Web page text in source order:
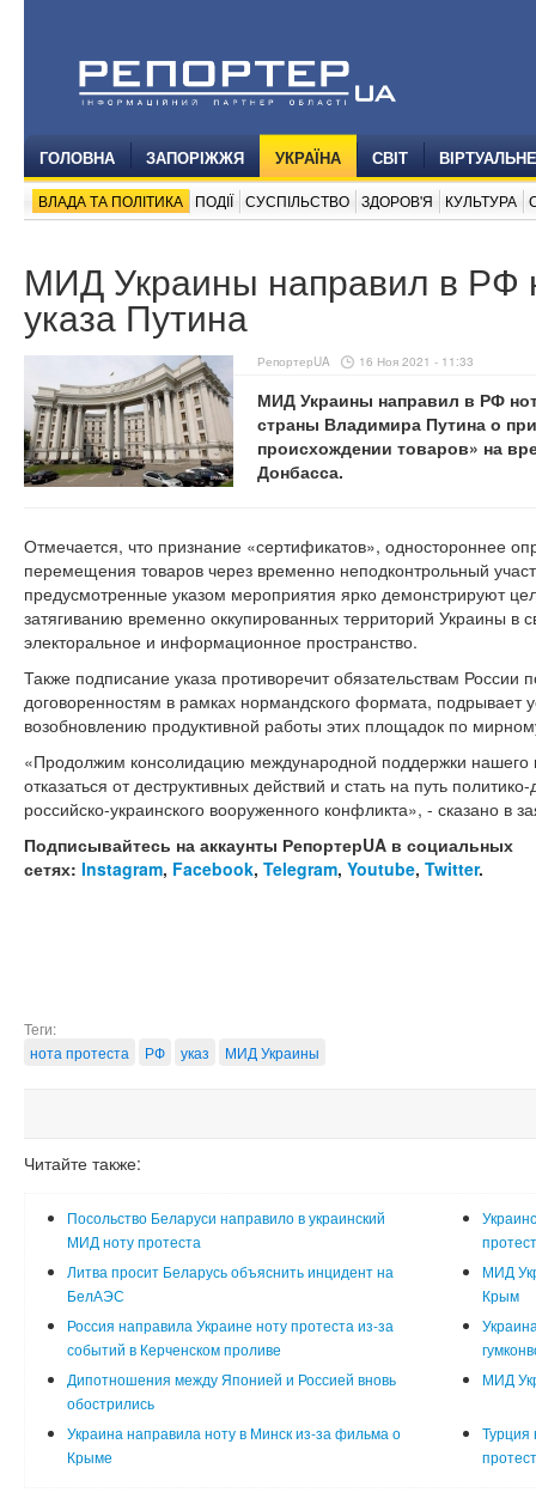
ГОЛОВНА ЗАПОРІЖЖЯ УКРАЇНА СВІТ
ВЛАДА ТА ПОЛІТИКА ПОДІЇ СУСПІЛЬСТВО ЗДОРОВ'Я КУЛЬТУРА
МИД Украины направил в РФ
указа Путина
РепортерUA 16 Ноя 2021 - 11:33
МИД Украины направил в РФ
страны Владимира Путина о
происхождении товаров» на
Донбасса.
Отмечается, что признание «сертификатов», одностороннее
перемещения товаров через временно неподконтрольный
предусмотренные указом мероприятия ярко демонстрируют
затягиванию временно оккупированных территорий Украины в
электоральное и информационное пространство.
Также подписание указа противоречит обязательствам России
договоренностям в рамках нормандского формата,
возобновлению продуктивной работы этих площадок по
«Продолжим консолидацию международной поддержки нашего
отказаться от деструктивных действий и стать на путь
российско-украинского вооруженного конфликта», - сказано в
Подписывайтесь на аккаунты РепортерUA в социальных
сетях: Instagram, Facebook, Telegram, Youtube, Twitter.
Теги:
нота протеста
РФ указ МИД Украины
Читайте также:
Посольство Беларуси направило в украинский
МИД ноту протеста
Литва просит Беларусь объяснить инцидент на
БелАЭС
МИД
Крым
Россия направила Украине ноту протеста из-за
событий в Керченском проливе
Дипотношения между Японией и Россией вновь
обострились
МИД
Украина направила ноту в Минск из-за фильма о
Крыме